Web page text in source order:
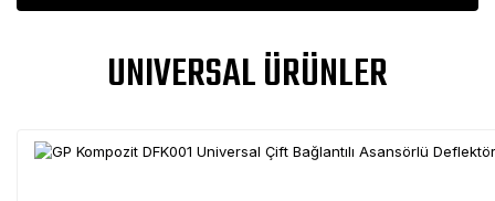
UNIVERSAL ÜRÜNLER